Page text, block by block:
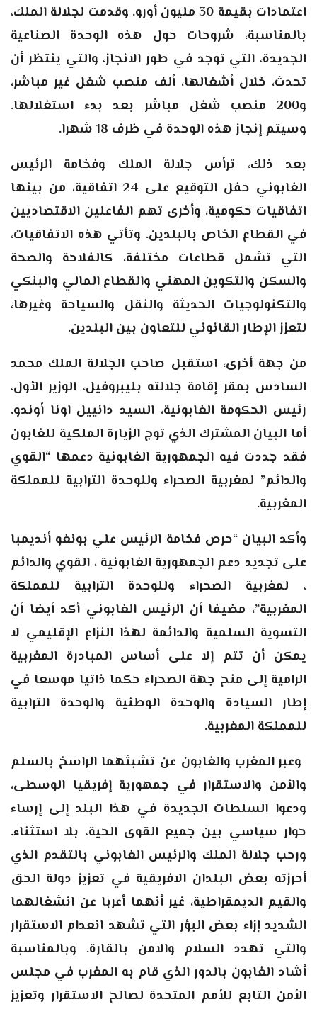
اعتمادات بقيمة 30 مليون أورو. وقدمت لجلالة الملك،
بالمناسبة، شروحات حول هذه الوحدة الصناعية
الجديدة، التي توجد في طور الانجاز، والتي ينتظر أن
تحدث، خلال أشغالها، ألف منصب شغل غير مباشر،
و200 منصب شغل مباشر بعد بدء استغلالها.
وسيتم إنجاز هذه الوحدة في ظرف 18 شهرا
.
بعد ذلك، ترأس جلالة الملك وفخامة الرئيس
الغابوني حفل التوقيع على 24 اتفاقية، من بينها
اتفاقيات حكومية، وأخرى تهم الفاعلين الاقتصاديين
في القطاع الخاص بالبلدين. وتأتي هذه الاتفاقيات،
التي تشمل قطاعات مختلفة، كالفلاحة والصحة
والسكن والتكوين المهني والقطاع المالي والبنكي
والتكنولوجيات الحديثة والنقل والسياحة وغيرها،
لتعزز الإطار القانوني للتعاون بين البلدين.
من جهة أخرى، استقبل صاحب الجلالة الملك محمد
السادس بمقر إقامة جلالته بليبروفيل، الوزير الأول،
رئيس الحكومة الغابونية، السيد دانييل اونا أوندو.
أما البيان المشترك الذي توج الزيارة الملكية للغابون
فقد جددت فيه الجمهورية الغابونية دعمها “القوي
والدائم” لمغربية الصحراء وللوحدة الترابية للمملكة
المغربية.
وأكد البيان “حرص فخامة الرئيس علي بونغو أنديمبا
على تجديد دعم الجمهورية الغابونية ، القوي والدائم
، لمغربية الصحراء وللوحدة الترابية للمملكة
المغربية”، مضيفا أن الرئيس الغابوني أكد أيضا أن
التسوية السلمية والدائمة لهذا النزاع الإقليمي لا
يمكن أن تتم إلا على أساس المبادرة المغربية
الرامية إلى منح جهة الصحراء حكما ذاتيا موسعا في
إطار السيادة والوحدة الوطنية والوحدة الترابية
للمملكة المغربية.
وعبر المغرب والغابون عن تشبثهما الراسخ بالسلم
والأمن والاستقرار في جمهورية إفريقيا الوسطى،
ودعوا السلطات الجديدة في هذا البلد إلى إرساء
حوار سياسي بين جميع القوى الحية، بلا استثناء.
ورحب جلالة الملك والرئيس الغابوني بالتقدم الذي
أحرزته بعض البلدان الافريقية في تعزيز دولة الحق
والقيم الديمقراطية، غير أنهما أعربا عن انشغالهما
الشديد إزاء بعض البؤر التي تشهد انعدام الاستقرار
والتي تهدد السلام والامن بالقارة. وبالمناسبة
أشاد الغابون بالدور الذي قام به المغرب في مجلس
الأمن التابع للأمم المتحدة لصالح الاستقرار وتعزيز